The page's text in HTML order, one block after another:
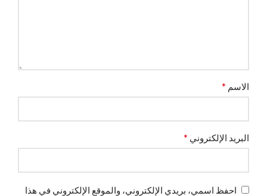
الاسم *
البريد الإلكتروني *
احفظ اسمي، بريدي الإلكتروني، والموقع الإلكتروني في هذا